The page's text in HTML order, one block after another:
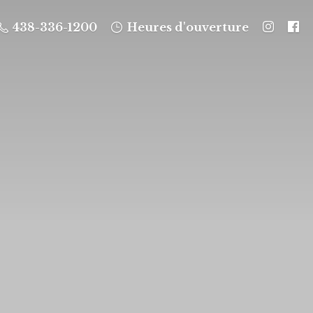
438-336-1200 Heures d'ouverture